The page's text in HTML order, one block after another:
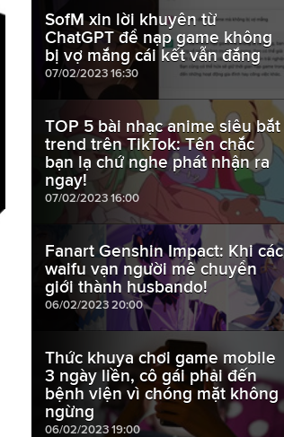
SofM xin lời khuyên từ
ChatGPT để nạp game không
bị vợ mắng cái kết vẫn đắng
07/02/2023 16:30
TOP 5 bài nhạc anime siêu bắt
trend trên TikTok: Tên chắc
bạn lạ chứ nghe phát nhận ra
ngay!
07/02/2023 16:00
Fanart Genshin Impact: Khi các
waifu vạn người mê chuyển
giới thành husbando!
06/02/2023 20:00
Thức khuya chơi game mobile
3 ngày liền, cô gái phải đến
bệnh viện vì chóng mặt không
ngừng
06/02/2023 19:00